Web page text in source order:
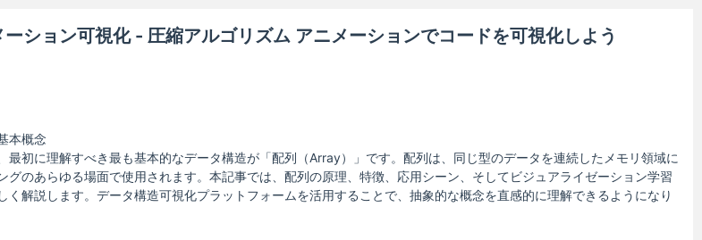
ション可視化 - 圧縮アルゴリズム アニメーションでコードを可視化しよう
本概念
最初に理解すべき最も基本的なデータ構造が「配列（Array）」です。配列は、同じ型のデータを連続したメモリ領域に
のあらゆる場面で使用されます。本記事では、配列の原理、特徴、応用シーン、そしてビジュアライゼーション学習
く解説します。データ構造可視化プラットフォームを活用することで、抽象的な概念を直感的に理解できるようになり